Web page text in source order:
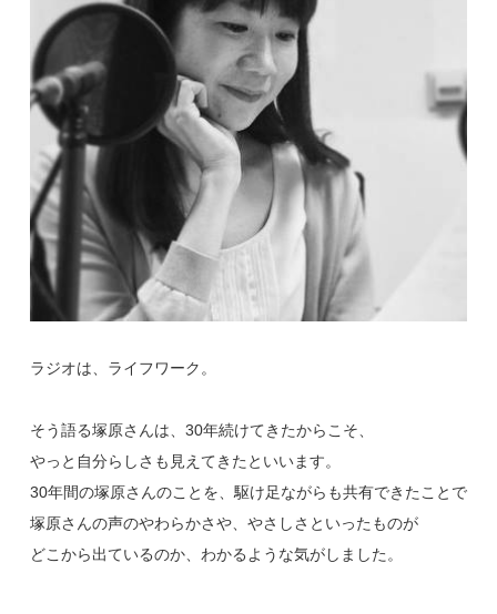
ラジオは、ライフワーク。
そう語る塚原さんは、30年続けてきたからこそ、
やっと自分らしさも見えてきたといいます。
30年間の塚原さんのことを、駆け足ながらも共有できたことで
塚原さんの声のやわらかさや、やさしさといったものが
どこから出ているのか、わかるような気がしました。